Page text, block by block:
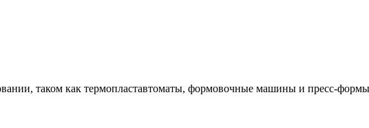
таком как термопластавтоматы, формовочные машины и пресс-